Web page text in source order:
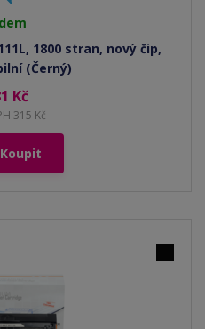
1800 stran, nový čip,
(Černý)
Kč
315 Kč
Koupit